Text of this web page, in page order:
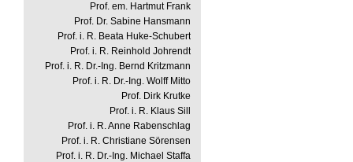
Prof. em. Hartmut Frank
Prof. Dr. Sabine Hansmann
Prof. i. R. Beata Huke-Schubert
Prof. i. R. Reinhold Johrendt
Prof. i. R. Dr.-Ing. Bernd Kritzmann
Prof. i. R. Dr.-Ing. Wolff Mitto
Prof. Dirk Krutke
Prof. i. R. Klaus Sill
Prof. i. R. Anne Rabenschlag
Prof. i. R. Christiane Sörensen
Prof. i. R. Dr.-Ing. Michael Staffa